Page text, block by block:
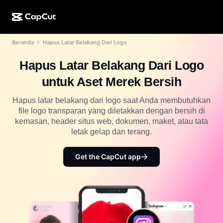
CapCut Online
CapCut Pad
CapCut Mobile
Desain AI
Pembuat video AI
Pembuat gambar AI
Penyempurna gambar AI
Nano Banana Pro
Gemini Omni
Alat AI
Editor & pembuat gambar
Pembuat & editor suara
Kasus penggunaan
Media sosial
Template liburan
Lainnya
Template hari jadi
Template efek
Komunitas
Inisiatif
Afiliasi
Program Pelopor
Creative Partner Program
CapCut Creative Campus
Beranda Hapus Latar Belakang Dari Logo
Hapus Latar Belakang Dari Logo
untuk Aset Merek Bersih
Hapus latar belakang dari logo saat Anda membutuhkan
file logo transparan yang diletakkan dengan bersih di
kemasan, header situs web, dokumen, maket, atau tata
letak gelap dan terang.
Get the CapCut app